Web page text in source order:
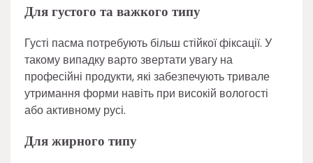
Для густого та важкого типу
Густі пасма потребують більш стійкої фіксації. У
такому випадку варто звертати увагу на
професійні продукти, які забезпечують тривале
утримання форми навіть при високій вологості
або активному русі.
Для жирного типу